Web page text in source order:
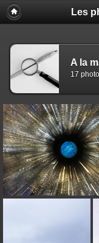
Les
A la
17